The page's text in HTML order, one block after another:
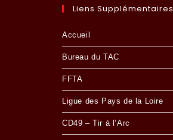
Liens Supplémentaires
Accueil
Bureau du TAC
FFTA
Ligue des Pays de la Loire
CD49 – Tir à l’Arc